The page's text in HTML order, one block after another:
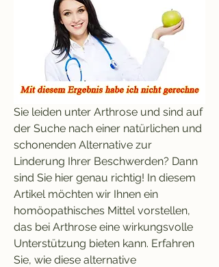
Sie leiden unter Arthrose und sind auf
der Suche nach einer natürlichen und
schonenden Alternative zur
Linderung Ihrer Beschwerden? Dann
sind Sie hier genau richtig! In diesem
Artikel möchten wir Ihnen ein
homöopathisches Mittel vorstellen,
das bei Arthrose eine wirkungsvolle
Unterstützung bieten kann. Erfahren
Sie, wie diese alternative